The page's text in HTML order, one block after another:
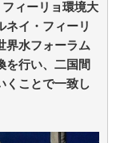
ィーリョ環境大
ネイ・フィーリ
界水フォーラム
を行い、二国間
くことで一致し